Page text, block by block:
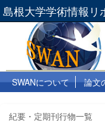
島根大学学術情報リ
SWANについて 論文
紀要・定期刊行物一覧